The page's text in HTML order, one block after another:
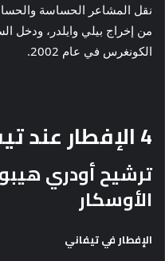
نقل المشاعر الحساسة
من إخراج بيلي وايلدر، ودخل
الكونغرس في عام 2002.
4الإفطار عند
ترشيح أودري
الأوسكار
الإفطار في تيفاني